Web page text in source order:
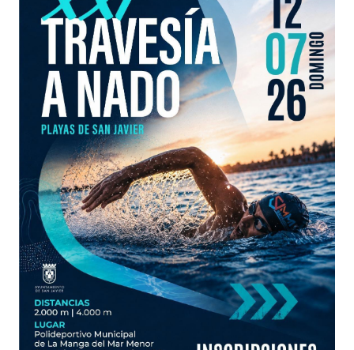
en la Playa del Mar Mediterráneo, junto al
Polideportivo Municipal de La Manga del Mar
Menor (Gran Vía de La Manga, km 12,3).
📣 Participación por clubes:
Los clubes podrán inscribir a tantos nadadores
como deseen, sin límite de participantes.
Para que las marcas sean válidas y puntuables en
la Liga Regional de Aguas Abiertas, los nadadores
deberán estar federados el día de la prueba.
Una jornada deportiva perfecta para disfrutar del
mar, la competición y el ambiente de una travesía
ya consolidada dentro del calendario regional.
¡Prepárate para lanzarte al agua y vivir la
emoción de la XXI Travesía Playas de San Javier!